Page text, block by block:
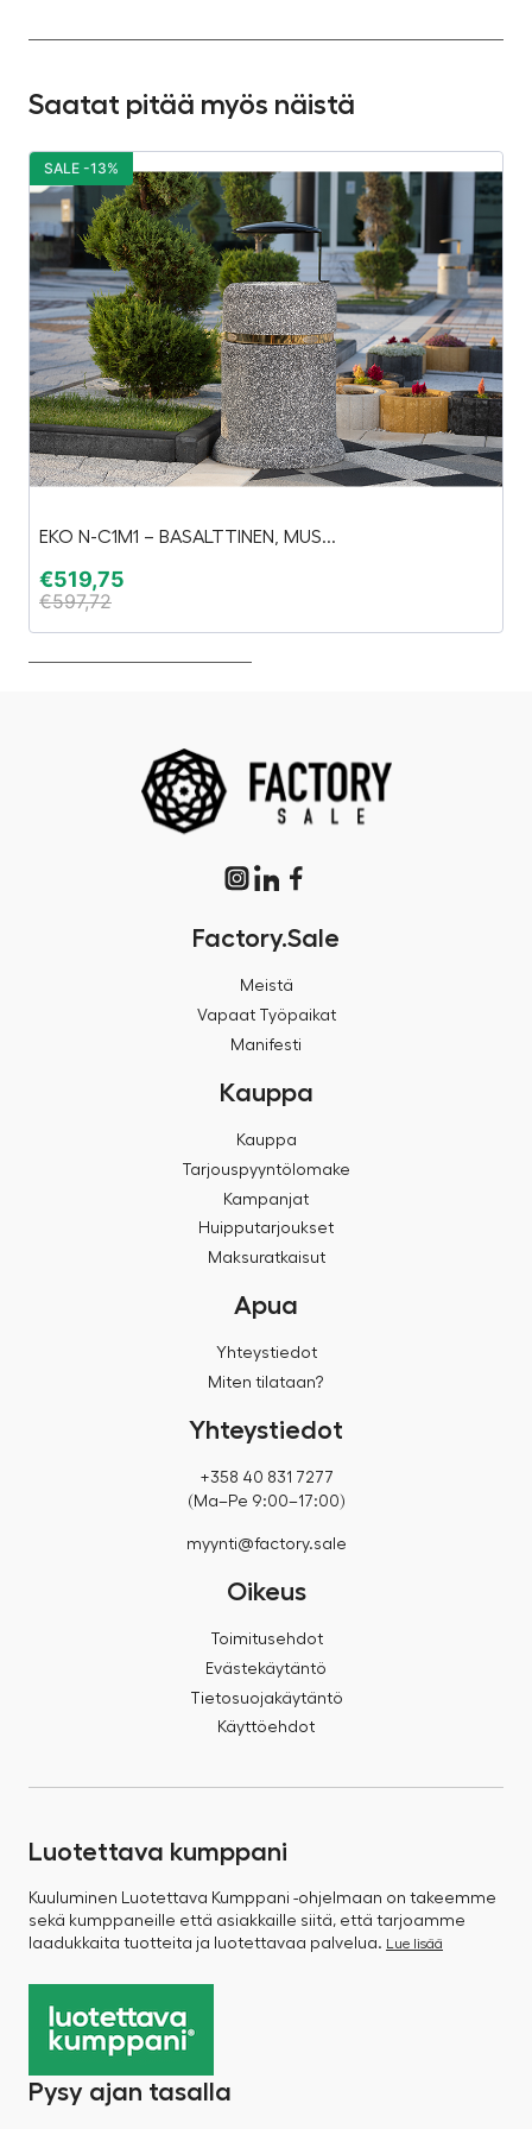
Saatat pitää myös näistä
EKO N-C1M1 – BASALTTINEN, MUS...
€519,75
€597,72
SALE -13%
Factory.Sale
Meistä
Vapaat Työpaikat
Manifesti
Kauppa
Kauppa
Tarjouspyyntölomake
Kampanjat
Huipputarjoukset
Maksuratkaisut
Apua
Yhteystiedot
Miten tilataan?
Yhteystiedot
+358 40 831 7277
(Ma–Pe 9:00–17:00)
myynti@factory.sale
Oikeus
Toimitusehdot
Evästekäytäntö
Tietosuojakäytäntö
Käyttöehdot
Luotettava kumppani
Kuuluminen Luotettava Kumppani -ohjelmaan on takeemme
sekä kumppaneille että asiakkaille siitä, että tarjoamme
laadukkaita tuotteita ja luotettavaa palvelua.
Lue lisää
Pysy ajan tasalla